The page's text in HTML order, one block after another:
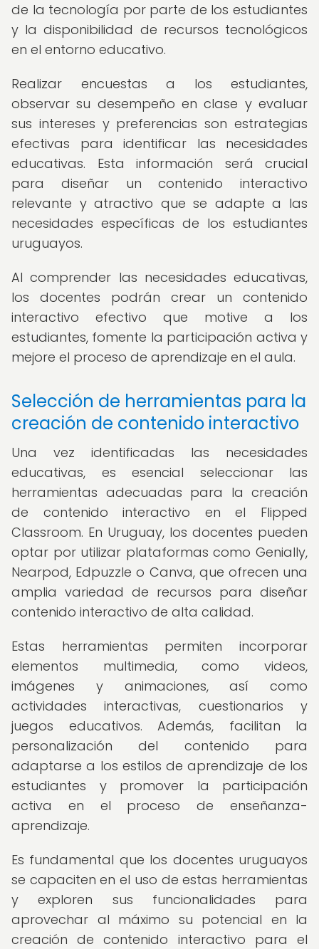
de la tecnología por parte de los estudiantes
y la disponibilidad de recursos tecnológicos
en el entorno educativo.
Realizar encuestas a los estudiantes,
observar su desempeño en clase y evaluar
sus intereses y preferencias son estrategias
efectivas para identificar las necesidades
educativas. Esta información será crucial
para diseñar un contenido interactivo
relevante y atractivo que se adapte a las
necesidades específicas de los estudiantes
uruguayos.
Al comprender las necesidades educativas,
los docentes podrán crear un contenido
interactivo efectivo que motive a los
estudiantes, fomente la participación activa y
mejore el proceso de aprendizaje en el aula.
Selección de herramientas para la
creación de contenido interactivo
Una vez identificadas las necesidades
educativas, es esencial seleccionar las
herramientas adecuadas para la creación
de contenido interactivo en el Flipped
Classroom. En Uruguay, los docentes pueden
optar por utilizar plataformas como Genially,
Nearpod, Edpuzzle o Canva, que ofrecen una
amplia variedad de recursos para diseñar
contenido interactivo de alta calidad.
Estas herramientas permiten incorporar
elementos multimedia, como videos,
imágenes y animaciones, así como
actividades interactivas, cuestionarios y
juegos educativos. Además, facilitan la
personalización del contenido para
adaptarse a los estilos de aprendizaje de los
estudiantes y promover la participación
activa en el proceso de enseñanza-
aprendizaje.
Es fundamental que los docentes uruguayos
se capaciten en el uso de estas herramientas
y exploren sus funcionalidades para
aprovechar al máximo su potencial en la
creación de contenido interactivo para el